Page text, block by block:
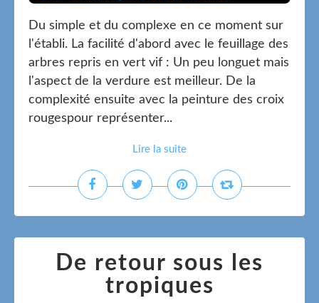
Du simple et du complexe en ce moment sur
l'établi. La facilité d'abord avec le feuillage des
arbres repris en vert vif : Un peu longuet mais
l'aspect de la verdure est meilleur. De la
complexité ensuite avec la peinture des croix
rougespour représenter...
Lire la suite
De retour sous les
tropiques